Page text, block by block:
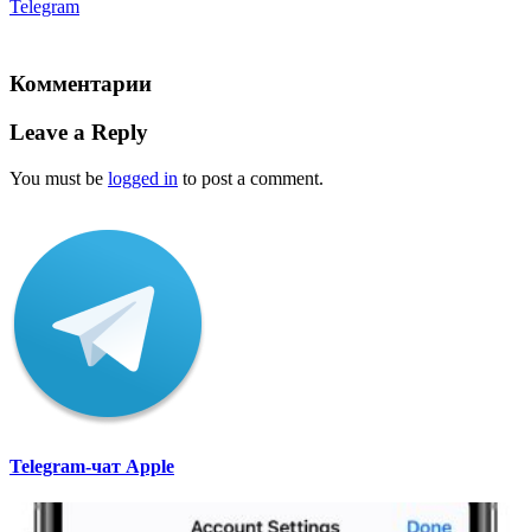
Telegram
Комментарии
Leave a Reply
You must be logged in to post a comment.
Telegram-чат Apple